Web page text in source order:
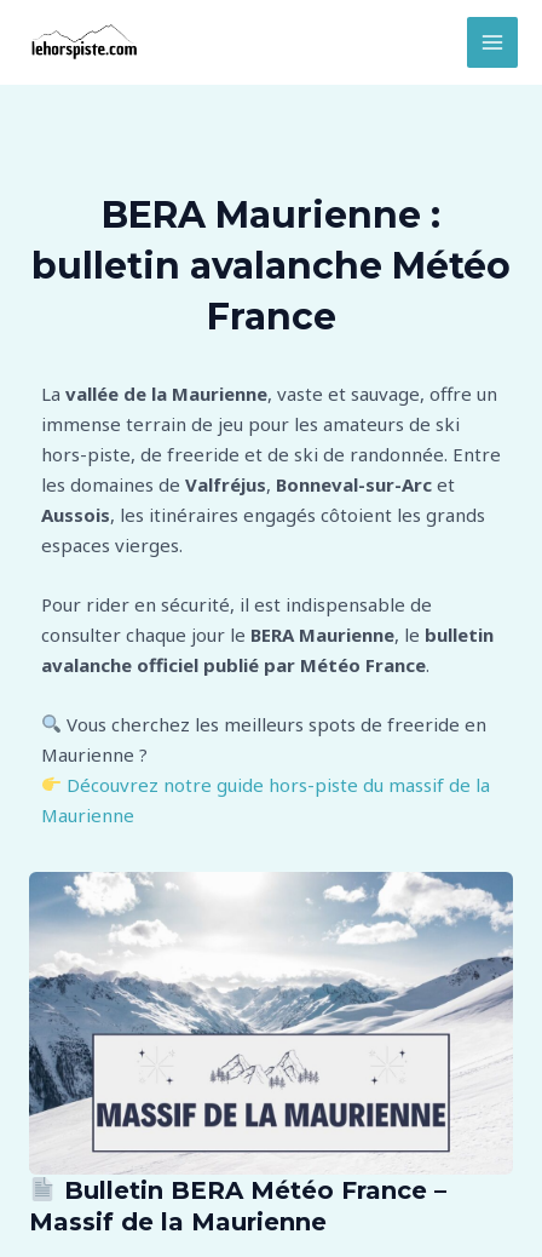
BERA Maurienne :
bulletin avalanche Météo
France
La vallée de la Maurienne, vaste et sauvage, offre un
immense terrain de jeu pour les amateurs de ski
hors-piste, de freeride et de ski de randonnée. Entre
les domaines de Valfréjus, Bonneval-sur-Arc et
Aussois, les itinéraires engagés côtoient les grands
espaces vierges.
Pour rider en sécurité, il est indispensable de
consulter chaque jour le BERA Maurienne, le bulletin
avalanche officiel publié par Météo France.
Vous cherchez les meilleurs spots de freeride en
Maurienne ?
Découvrez notre guide hors-piste du massif de la
Maurienne
Bulletin BERA Météo France –
Massif de la Maurienne